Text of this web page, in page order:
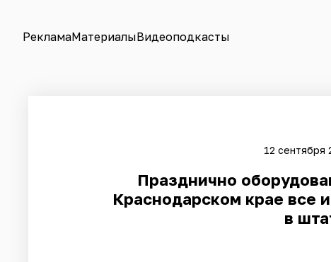
РекламаМатериалыВидеоподкасты
12 сентября
Празднично
Краснодарском крае все
в